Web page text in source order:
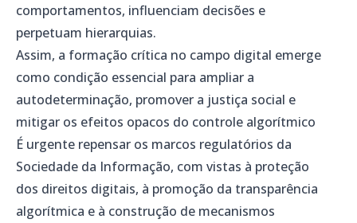
comportamentos, influenciam decisões e
perpetuam hierarquias.
Assim, a formação crítica no campo digital emerge
como condição essencial para ampliar a
autodeterminação, promover a justiça social e
mitigar os efeitos opacos do controle algorítmico
É urgente repensar os marcos regulatórios da
Sociedade da Informação, com vistas à proteção
dos direitos digitais, à promoção da transparência
algorítmica e à construção de mecanismos